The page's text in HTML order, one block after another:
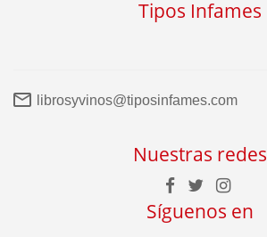
Tipos Infames
librosyvinos@tiposinfames.com
Nuestras redes
Síguenos en